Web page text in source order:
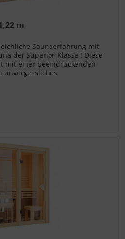
m
Saunaerfahrung mit
der Superior-Klasse ! Diese
mit einer beeindruckenden
unvergessliches